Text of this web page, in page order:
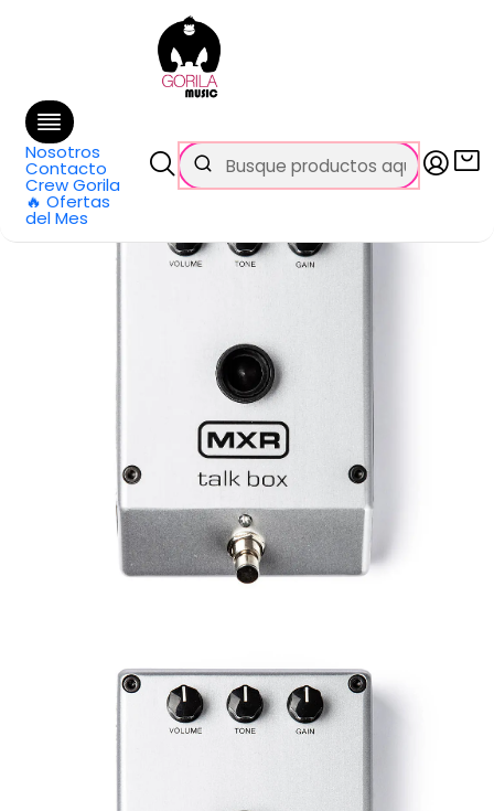
Nosotros
Contacto
Crew Gorila
🔥 Ofertas
del Mes
GRATIS
en Santiago y $99.990 en Regiones
Inicio Todos los productos
Pedal De Guitarra Talk Box M222 MXR